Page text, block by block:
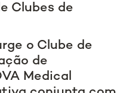
Clubes de
o Clube de
de
Medical